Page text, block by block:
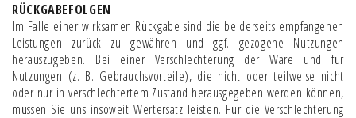
RÜCKGABEFOLGEN
Im Falle einer wirksamen Rückgabe sind die beiderseits empfangenen
Leistungen zurück zu gewähren und ggf. gezogene Nutzungen
herauszugeben. Bei einer Verschlechterung der Ware und für
Nutzungen (z. B. Gebrauchsvorteile), die nicht oder teilweise nicht
oder nur in verschlechtertem Zustand herausgegeben werden können,
müssen Sie uns insoweit Wertersatz leisten. Für die Verschlechterung